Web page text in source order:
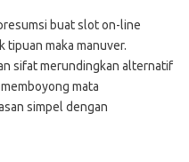
buat slot on-line
tipuan maka manuver.
sifat merundingkan alternatif
mata
simpel dengan